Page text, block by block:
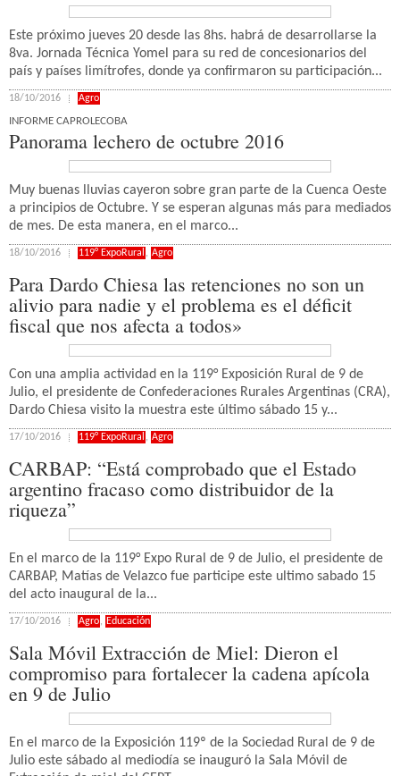
Este próximo jueves 20 desde las 8hs. habrá de desarrollarse la
8va. Jornada Técnica Yomel para su red de concesionarios del
país y países limítrofes, donde ya confirmaron su participación...
18/10/2016 Agro
INFORME CAPROLECOBA
Panorama lechero de octubre 2016
Muy buenas lluvias cayeron sobre gran parte de la Cuenca Oeste
a principios de Octubre. Y se esperan algunas más para mediados
de mes. De esta manera, en el marco...
18/10/2016 119° ExpoRural , Agro
Para Dardo Chiesa las retenciones no son un
alivio para nadie y el problema es el déficit
fiscal que nos afecta a todos»
Con una amplia actividad en la 119° Exposición Rural de 9 de
Julio, el presidente de Confederaciones Rurales Argentinas (CRA),
Dardo Chiesa visito la muestra este último sábado 15 y...
17/10/2016 119° ExpoRural , Agro
CARBAP: “Está comprobado que el Estado
argentino fracaso como distribuidor de la
riqueza”
En el marco de la 119° Expo Rural de 9 de Julio, el presidente de
CARBAP, Matías de Velazco fue participe este ultimo sabado 15
del acto inaugural de la...
17/10/2016 Agro, Educación
Sala Móvil Extracción de Miel: Dieron el
compromiso para fortalecer la cadena apícola
en 9 de Julio
En el marco de la Exposición 119º de la Sociedad Rural de 9 de
Julio este sábado al mediodía se inauguró la Sala Móvil de